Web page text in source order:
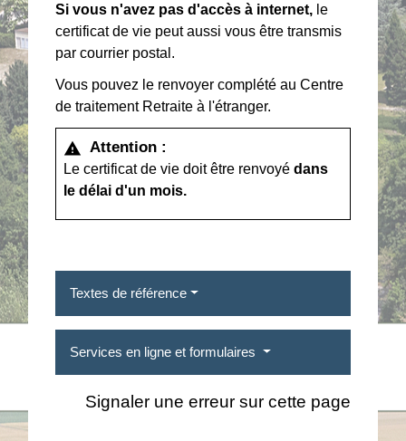
Si vous n'avez pas d'accès à internet, le
certificat de vie peut aussi vous être transmis
par courrier postal.
Vous pouvez le renvoyer complété au Centre
de traitement Retraite à l'étranger.
warning Attention :
Le certificat de vie doit être renvoyédans
le délai d'un mois.
Textes de référence
Services en ligne et formulaires
Signaler une erreur sur cette page